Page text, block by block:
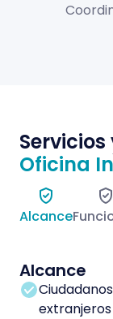
Oficina
Alcance
Alcance
Ciudadanos
extranjeros